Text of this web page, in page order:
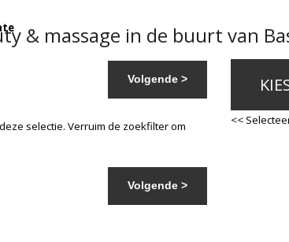
& massage in de buurt van
Volgende >
selectie. Verruim de zoekfilter om
Volgende >
<<